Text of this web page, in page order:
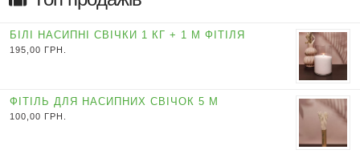
БІЛІ НАСИПНІ СВІЧКИ 1 КГ + 1 М ФІТІЛЯ
195,00 ГРН.
ФІТІЛЬ ДЛЯ НАСИПНИХ СВІЧОК 5 М
100,00 ГРН.